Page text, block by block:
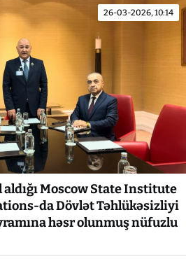
26-03-2026, 10:14
Moscow State Institute
da Dövlət Təhlükəsizliyi
həsr olunmuş nüfuzlu